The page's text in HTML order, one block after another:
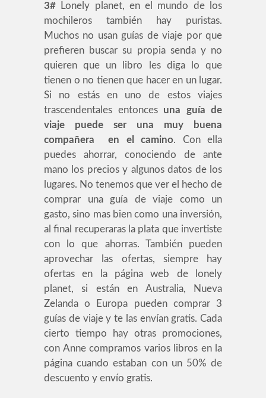
3# Lonely planet, en el mundo de los
mochileros también hay puristas.
Muchos no usan guías de viaje por que
prefieren buscar su propia senda y no
quieren que un libro les diga lo que
tienen o no tienen que hacer en un lugar.
Si no estás en uno de estos viajes
trascendentales entonces una guía de
viaje puede ser una muy buena
compañera en el camino. Con ella
puedes ahorrar, conociendo de ante
mano los precios y algunos datos de los
lugares. No tenemos que ver el hecho de
comprar una guía de viaje como un
gasto, sino mas bien como una inversión,
al final recuperaras la plata que invertiste
con lo que ahorras. También pueden
aprovechar las ofertas, siempre hay
ofertas en la página web de lonely
planet, si están en Australia, Nueva
Zelanda o Europa pueden comprar 3
guías de viaje y te las envían gratis. Cada
cierto tiempo hay otras promociones,
con Anne compramos varios libros en la
página cuando estaban con un 50% de
descuento y envío gratis.